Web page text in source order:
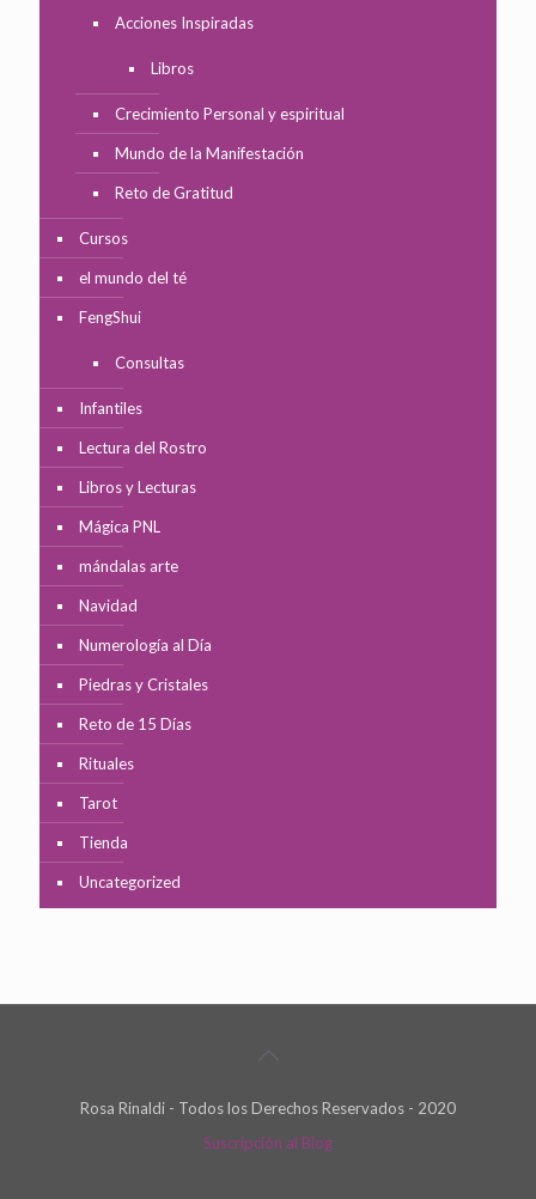
Acciones Inspiradas
Libros
Crecimiento Personal y espiritual
Mundo de la Manifestación
Reto de Gratitud
Cursos
el mundo del té
FengShui
Consultas
Infantiles
Lectura del Rostro
Libros y Lecturas
Mágica PNL
mándalas arte
Navidad
Numerología al Día
Piedras y Cristales
Reto de 15 Días
Rituales
Tarot
Tienda
Uncategorized
Rosa Rinaldi - Todos los Derechos Reservados - 2020
Suscripción al Blog